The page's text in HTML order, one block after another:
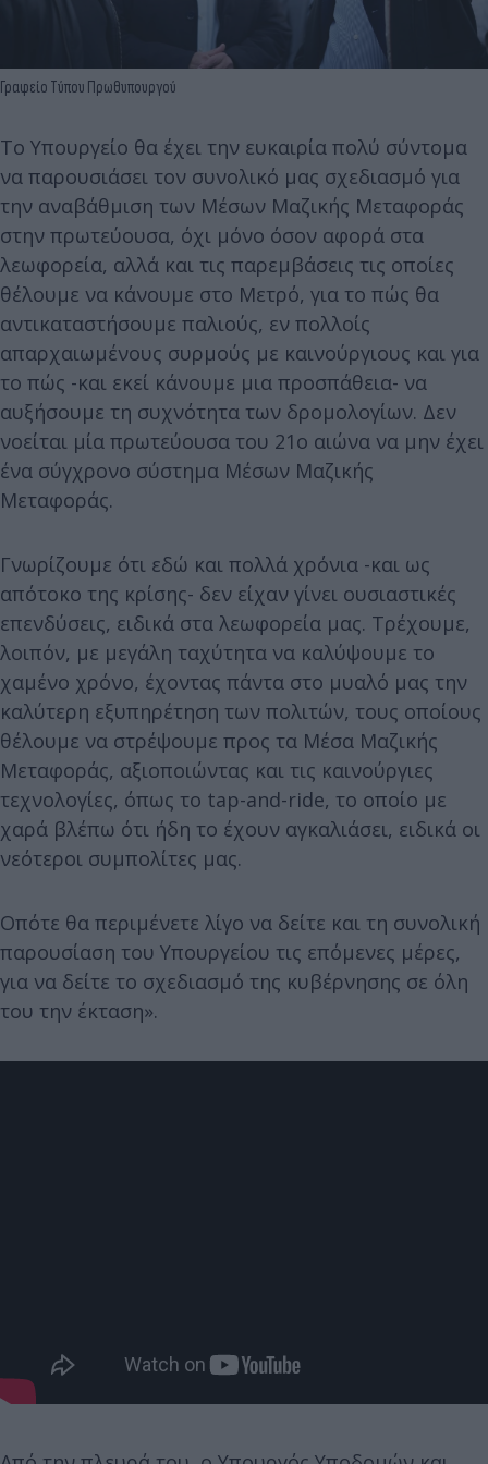
Γραφείο Τύπου Πρωθυπουργού
Το Υπουργείο θα έχει την ευκαιρία πολύ σύντομα
να παρουσιάσει τον συνολικό μας σχεδιασμό για
την αναβάθμιση των Μέσων Μαζικής Μεταφοράς
στην πρωτεύουσα, όχι μόνο όσον αφορά στα
λεωφορεία, αλλά και τις παρεμβάσεις τις οποίες
θέλουμε να κάνουμε στο Μετρό, για το πώς θα
αντικαταστήσουμε παλιούς, εν πολλοίς
απαρχαιωμένους συρμούς με καινούργιους και για
το πώς -και εκεί κάνουμε μια προσπάθεια- να
αυξήσουμε τη συχνότητα των δρομολογίων. Δεν
νοείται μία πρωτεύουσα του 21ο αιώνα να μην έχει
ένα σύγχρονο σύστημα Μέσων Μαζικής
Μεταφοράς.
Γνωρίζουμε ότι εδώ και πολλά χρόνια -και ως
απότοκο της κρίσης- δεν είχαν γίνει ουσιαστικές
επενδύσεις, ειδικά στα λεωφορεία μας. Τρέχουμε,
λοιπόν, με μεγάλη ταχύτητα να καλύψουμε το
χαμένο χρόνο, έχοντας πάντα στο μυαλό μας την
καλύτερη εξυπηρέτηση των πολιτών, τους οποίους
θέλουμε να στρέψουμε προς τα Μέσα Μαζικής
Μεταφοράς, αξιοποιώντας και τις καινούργιες
τεχνολογίες, όπως το tap-and-ride, το οποίο με
χαρά βλέπω ότι ήδη το έχουν αγκαλιάσει, ειδικά οι
νεότεροι συμπολίτες μας.
Οπότε θα περιμένετε λίγο να δείτε και τη συνολική
παρουσίαση του Υπουργείου τις επόμενες μέρες,
για να δείτε το σχεδιασμό της κυβέρνησης σε όλη
του την έκταση».